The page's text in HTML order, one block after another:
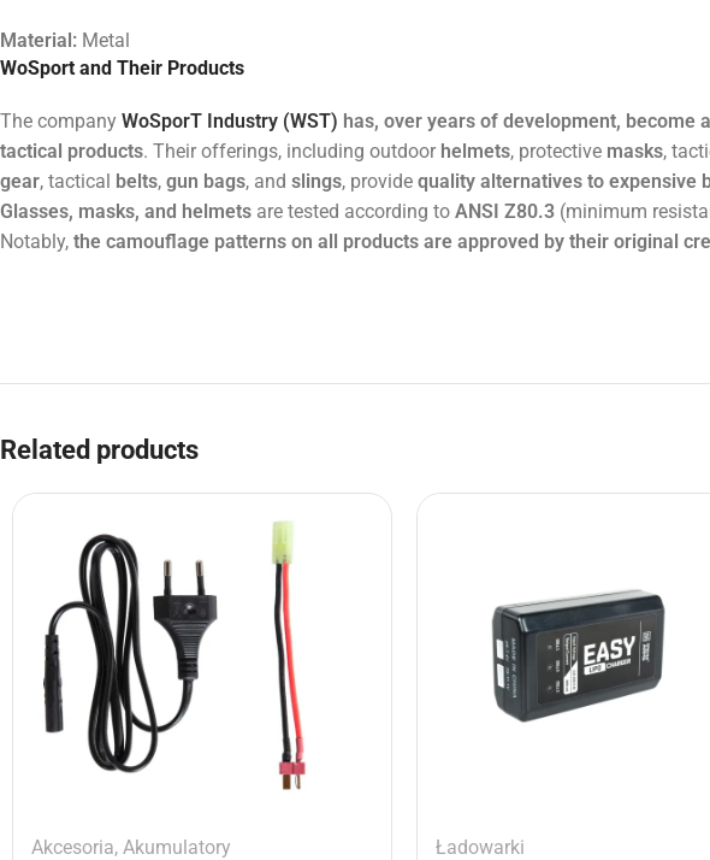
Material: Metal
WoSport and Their Products
The company WoSporT Industry (WST) has, over years of development, become
tactical products. Their offerings, including outdoor helmets, protective masks,
gear, tactical belts, gun bags, and slings, provide quality alternatives to expensive
Glasses, masks, and helmets are tested according to ANSI Z80.3 (minimum
Notably, the camouflage patterns on all products are approved by their original
Related products
Akcesoria, Akumulatory
Ładowarki